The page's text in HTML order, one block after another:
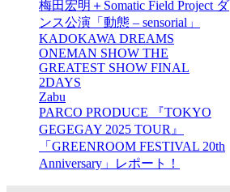
梅田宏明＋Somatic Field Project ダ
ンス公演「動態 ‒ sensorial」
KADOKAWA DREAMS
ONEMAN SHOW THE
GREATEST SHOW FINAL
2DAYS
Zabu
PARCO PRODUCE 『TOKYO
GEGEGAY 2025 TOUR』
「GREENROOM FESTIVAL 20th
Anniversary」レポート！